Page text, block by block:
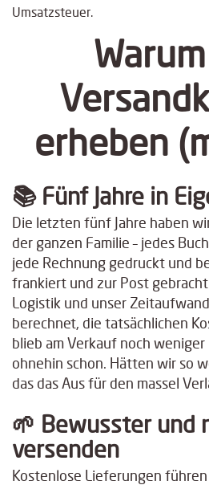
Umsatzsteuer.
erheben
📚Fünf Jahre in
Die letzten fünf Jahre haben
der ganzen Familie – jedes
jede Rechnung gedruckt und
frankiert und zur Post
Logistik und unser
berechnet, die tatsächlichen
blieb am Verkauf noch weniger
ohnehin schon. Hätten wir so
das das Aus für den massel
🌱 Bewusster und
versenden
Kostenlose Lieferungen